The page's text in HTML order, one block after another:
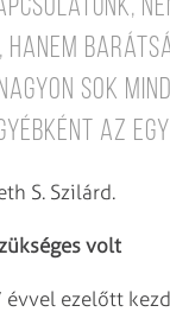
sok
az
S. Szilárd.
volt
évvel ezelőtt